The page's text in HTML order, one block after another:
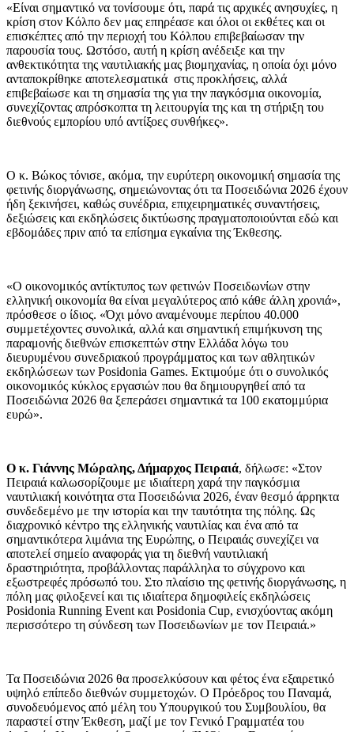
«Είναι σημαντικό να τονίσουμε ότι, παρά τις αρχικές ανησυχίες, η
κρίση στον Κόλπο δεν μας επηρέασε και όλοι οι εκθέτες και οι
επισκέπτες από την περιοχή του Κόλπου επιβεβαίωσαν την
παρουσία τους. Ωστόσο, αυτή η κρίση ανέδειξε και την
ανθεκτικότητα της ναυτιλιακής μας βιομηχανίας, η οποία όχι μόνο
ανταποκρίθηκε αποτελεσματικά στις προκλήσεις, αλλά
επιβεβαίωσε και τη σημασία της για την παγκόσμια οικονομία,
συνεχίζοντας απρόσκοπτα τη λειτουργία της και τη στήριξη του
διεθνούς εμπορίου υπό αντίξοες συνθήκες».
Ο κ. Βώκος τόνισε, ακόμα, την ευρύτερη οικονομική σημασία της
φετινής διοργάνωσης, σημειώνοντας ότι τα Ποσειδώνια 2026 έχουν
ήδη ξεκινήσει, καθώς συνέδρια, επιχειρηματικές συναντήσεις,
δεξιώσεις και εκδηλώσεις δικτύωσης πραγματοποιούνται εδώ και
εβδομάδες πριν από τα επίσημα εγκαίνια της Έκθεσης.
«Ο οικονομικός αντίκτυπος των φετινών Ποσειδωνίων στην
ελληνική οικονομία θα είναι μεγαλύτερος από κάθε άλλη χρονιά»,
πρόσθεσε ο ίδιος. «Όχι μόνο αναμένουμε περίπου 40.000
συμμετέχοντες συνολικά, αλλά και σημαντική επιμήκυνση της
παραμονής διεθνών επισκεπτών στην Ελλάδα λόγω του
διευρυμένου συνεδριακού προγράμματος και των αθλητικών
εκδηλώσεων των Posidonia Games. Εκτιμούμε ότι ο συνολικός
οικονομικός κύκλος εργασιών που θα δημιουργηθεί από τα
Ποσειδώνια 2026 θα ξεπεράσει σημαντικά τα 100 εκατομμύρια
ευρώ».
Ο κ. Γιάννης Μώραλης, Δήμαρχος Πειραιά, δήλωσε: «Στον
Πειραιά καλωσορίζουμε με ιδιαίτερη χαρά την παγκόσμια
ναυτιλιακή κοινότητα στα Ποσειδώνια 2026, έναν θεσμό άρρηκτα
συνδεδεμένο με την ιστορία και την ταυτότητα της πόλης. Ως
διαχρονικό κέντρο της ελληνικής ναυτιλίας και ένα από τα
σημαντικότερα λιμάνια της Ευρώπης, ο Πειραιάς συνεχίζει να
αποτελεί σημείο αναφοράς για τη διεθνή ναυτιλιακή
δραστηριότητα, προβάλλοντας παράλληλα το σύγχρονο και
εξωστρεφές πρόσωπό του. Στο πλαίσιο της φετινής διοργάνωσης, η
πόλη μας φιλοξενεί και τις ιδιαίτερα δημοφιλείς εκδηλώσεις
Posidonia Running Event και Posidonia Cup, ενισχύοντας ακόμη
περισσότερο τη σύνδεση των Ποσειδωνίων με τον Πειραιά.»
Τα Ποσειδώνια 2026 θα προσελκύσουν και φέτος ένα εξαιρετικό
υψηλό επίπεδο διεθνών συμμετοχών. Ο Πρόεδρος του Παναμά,
συνοδευόμενος από μέλη του Υπουργικού του Συμβουλίου, θα
παραστεί στην Έκθεση, μαζί με τον Γενικό Γραμματέα του